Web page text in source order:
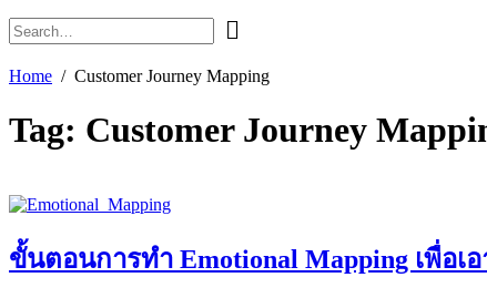
Home Customer Journey Mapping
Tag: Customer Journey
ขั้นตอนการทำ Emotional Mapping เพื่อเ